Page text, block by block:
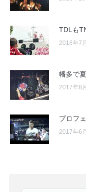
TDLも
2018年7
幡多で
2017年8
プロフ
2017年6